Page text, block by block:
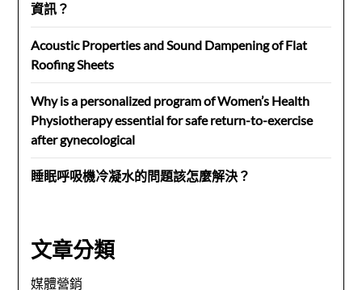
資訊？
Acoustic Properties and Sound Dampening of Flat
Roofing Sheets
Why is a personalized program of Women’s Health
Physiotherapy essential for safe return-to-exercise
after gynecological
睡眠呼吸機冷凝水的問題該怎麼解決？
文章分類
媒體營銷